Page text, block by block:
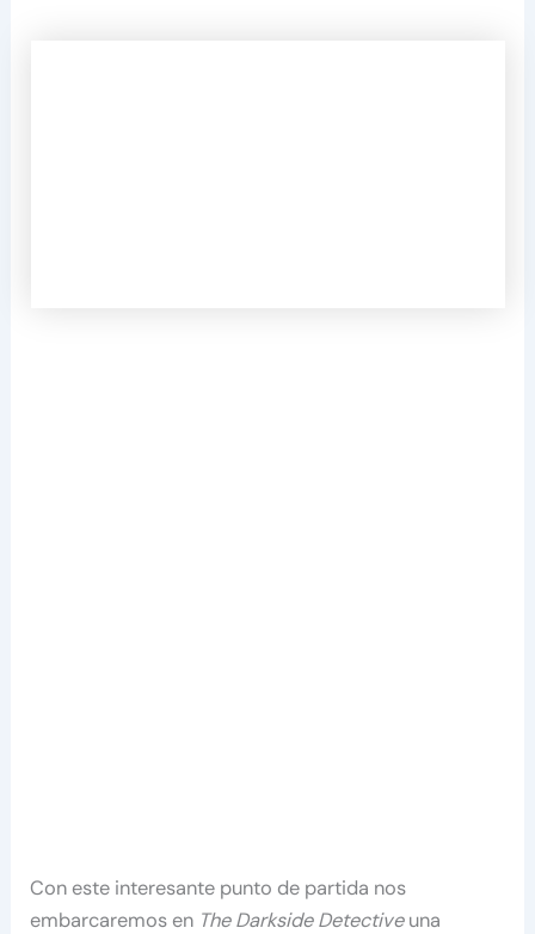
Con este interesante punto de partida nos
embarcaremos en The Darkside Detectiveuna